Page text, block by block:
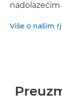
Više o našim